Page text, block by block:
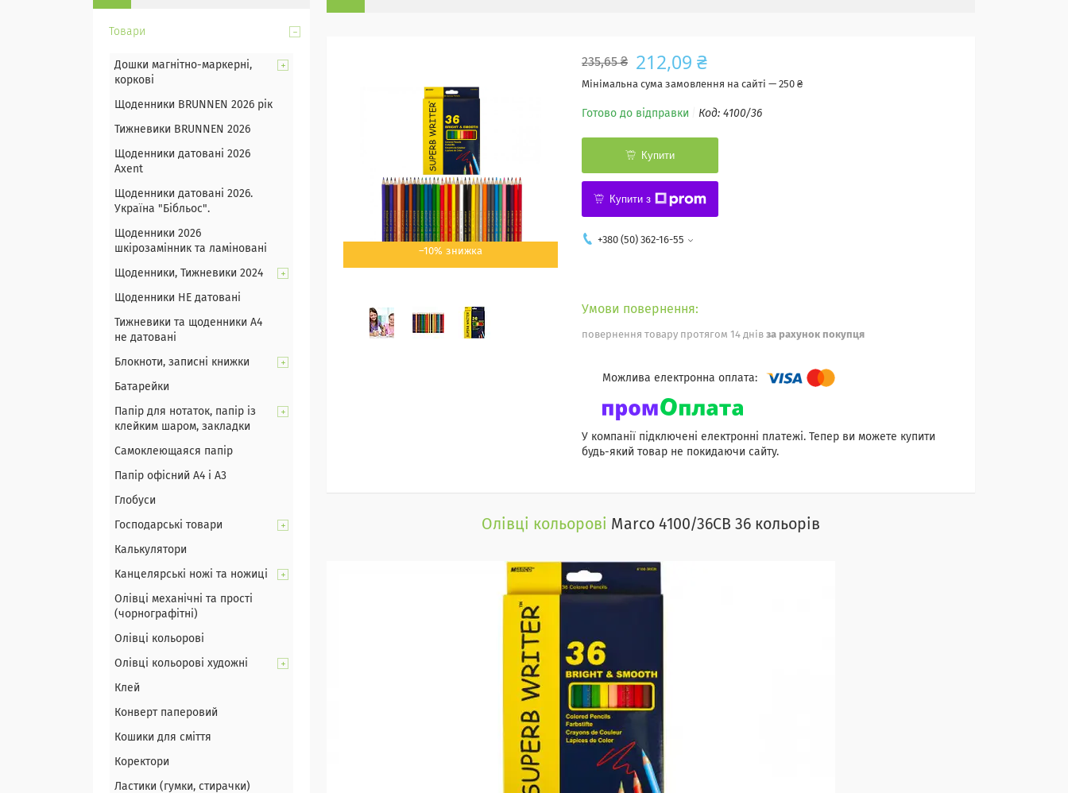
–10%
235,65 ₴ 212,09 ₴
Мінімальна сума замовлення на сайті — 250 ₴
Готово до відправки Код: 4100/36
Купити
Купити з
+380 (50) 362-16-55
повернення товару протягом 14 днів за рахунок покупця
У компанії підключені електронні платежі. Тепер ви можете купити
будь-який товар не покидаючи сайту.
Олівці кольорові Marco 4100/36CB 36 кольорів
Товари
Дошки магнітно-маркерні,
коркові
Щоденники BRUNNEN 2026 рік
Тижневики BRUNNEN 2026
Щоденники датовані 2026
Axent
Щоденники датовані 2026.
Україна "Бібльос".
Щоденники 2026
шкірозамінник та ламіновані
Щоденники, Тижневики 2024
Щоденники НЕ датовані
Тижневики та щоденники А4
не датовані
Блокноти, записні книжки
Батарейки
Папір для нотаток, папір із
клейким шаром, закладки
Самоклеющаяся папір
Папір офісний А4 і А3
Глобуси
Господарські товари
Калькулятори
Канцелярські ножі та ножиці
Олівці механічні та прості
(чорнографітні)
Олівці кольорові
Олівці кольорові художні
Клей
Конверт паперовий
Кошики для сміття
Коректори
Ластики (гумки, стирачки)